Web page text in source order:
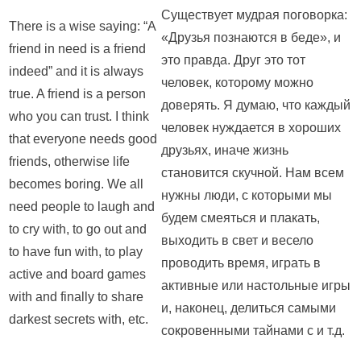
There is a wise saying: “A
friend in need is a friend
indeed” and it is always
true. A friend is a person
who you can trust. I think
that everyone needs good
friends, otherwise life
becomes boring. We all
need people to laugh and
to cry with, to go out and
to have fun with, to play
active and board games
with and finally to share
darkest secrets with, etc.
Существует мудрая поговорка:
«Друзья познаются в беде», и
это правда. Друг это тот
человек, которому можно
доверять. Я думаю, что каждый
человек нуждается в хороших
друзьях, иначе жизнь
становится скучной. Нам всем
нужны люди, с которыми мы
будем смеяться и плакать,
выходить в свет и весело
проводить время, играть в
активные или настольные игры
и, наконец, делиться самыми
сокровенными тайнами с и т.д.